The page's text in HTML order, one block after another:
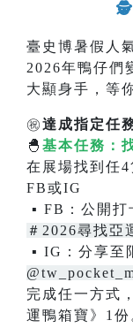
臺史博暑假人
2026年鴨仔們
大顯身手，等
㊗️達成指定任
🐣 基本任務：
在展場找到任
FB或IG
▪ FB：公開打
＃2026尋找亞
▪ IG：分享至
完成任一方式
運鴨箱寶》1份